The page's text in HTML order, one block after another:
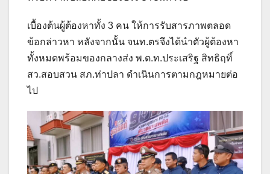
เบื้องต้นผู้ต้องหาทั้ง 3 คน ให้การรับสารภาพตลอด
ข้อกล่าวหา หลังจากนั้น จนท.ตรจึงได้นำตัวผู้ต้องหา
ทั้งหมดพร้อมของกลางส่ง พ.ต.ท.ประเสริฐ สิทธิฤทิ์
สว.สอบสวน สภ.ท่าปลา ดำเนินการตามกฎหมายต่อ
ไป